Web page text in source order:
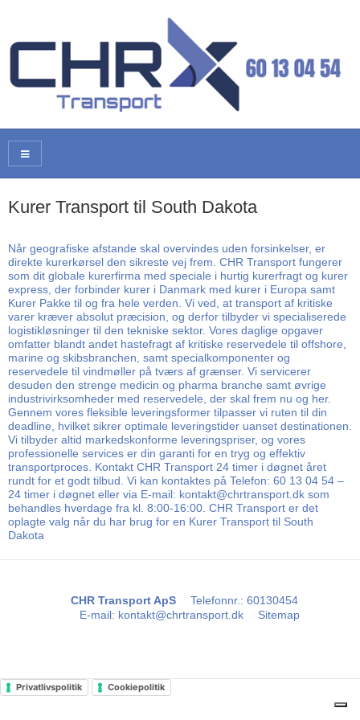
Kurer Transport til South Dakota
Når geografiske afstande skal overvindes uden forsinkelser, er
direkte kurerkørsel den sikreste vej frem. CHR Transport fungerer
som dit globale kurerfirma med speciale i hurtig kurerfragt og kurer
express, der forbinder kurer i Danmark med kurer i Europa samt
Kurer Pakke til og fra hele verden. Vi ved, at transport af kritiske
varer kræver absolut præcision, og derfor tilbyder vi specialiserede
logistikløsninger til den tekniske sektor. Vores daglige opgaver
omfatter blandt andet hastefragt af kritiske reservedele til offshore,
marine og skibsbranchen, samt specialkomponenter og
reservedele til vindmøller på tværs af grænser. Vi servicerer
desuden den strenge medicin og pharma branche samt øvrige
industrivirksomheder med reservedele, der skal frem nu og her.
Gennem vores fleksible leveringsformer tilpasser vi ruten til din
deadline, hvilket sikrer optimale leveringstider uanset destinationen.
Vi tilbyder altid markedskonforme leveringspriser, og vores
professionelle services er din garanti for en tryg og effektiv
transportproces. Kontakt CHR Transport 24 timer i døgnet året
rundt for et godt tilbud. Vi kan kontaktes på Telefon: 60 13 04 54 –
24 timer i døgnet eller via E-mail: kontakt@chrtransport.dk som
behandles hverdage fra kl. 8:00-16:00. CHR Transport er det
oplagte valg når du har brug for en Kurer Transport til South
Dakota
CHR Transport ApS Telefonnr.: 60130454
E-mail: kontakt@chrtransport.dk Sitemap
Privatlivspolitik Cookiepolitik